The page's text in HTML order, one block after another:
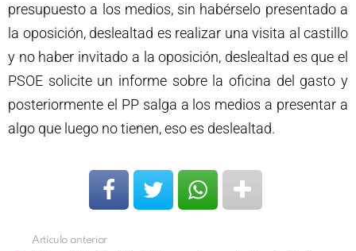
presupuesto a los medios, sin habérselo presentado a
la oposición, deslealtad es realizar una visita al castillo
y no haber invitado a la oposición, deslealtad es que el
PSOE solicite un informe sobre la oficina del gasto y
posteriormente el PP salga a los medios a presentar a
algo que luego no tienen, eso es deslealtad.
Artículo anterior